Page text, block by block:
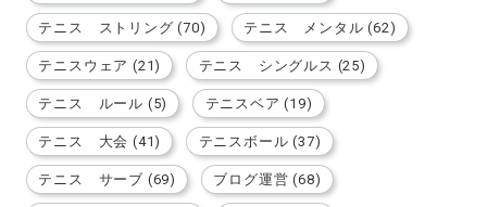
テニス ストリング (70) テニス メンタル (62)
テニスウェア (21) テニス シングルス (25)
テニス ルール (5) テニスベア (19)
テニス 大会 (41) テニスボール (37)
テニス サーブ (69) ブログ運営 (68)